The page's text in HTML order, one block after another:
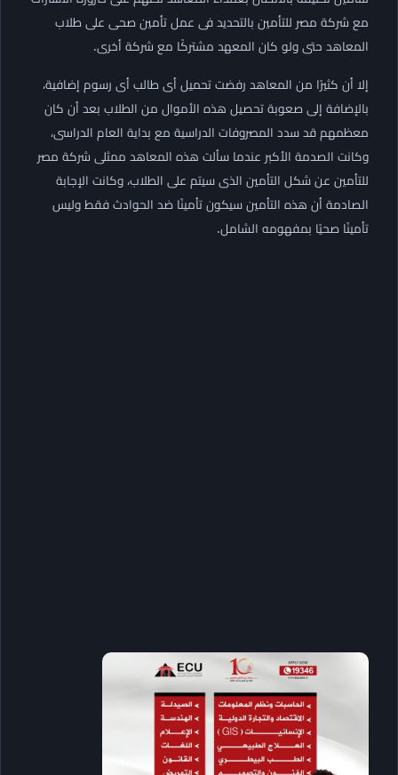
مع شركة مصر للتأمين بالتحديد فى عمل تأمين صحى على طلاب
المعاهد حتى ولو كان المعهد مشتركًا مع شركة أخرى.
إلا أن كثيرًا من المعاهد رفضت تحميل أى طالب أى رسوم إضافية،
بالإضافة إلى صعوبة تحصيل هذه الأموال من الطلاب بعد أن كان
معظمهم قد سدد المصروفات الدراسية مع بداية العام الدراسى،
وكانت الصدمة الأكبر عندما سألت هذه المعاهد ممثلى شركة مصر
للتأمين عن شكل التأمين الذى سيتم على الطلاب، وكانت الإجابة
الصادمة أن هذه التأمين سيكون تأمينًا ضد الحوادث فقط وليس
تأمينًا صحيًا بمفهومه الشامل.